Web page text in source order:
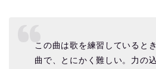
この曲は歌を練習していると
曲で、とにかく難しい。力の